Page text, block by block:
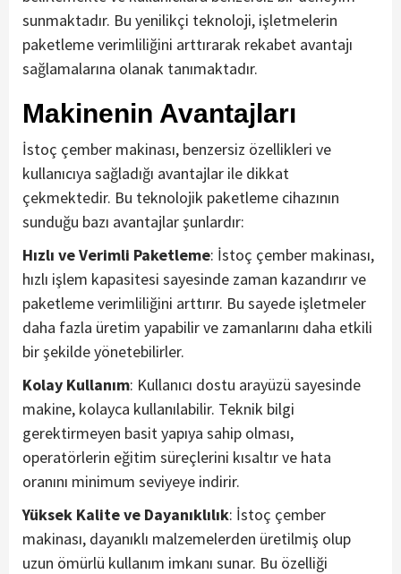
sunmaktadır. Bu yenilikçi teknoloji, işletmelerin
paketleme verimliliğini arttırarak rekabet avantajı
sağlamalarına olanak tanımaktadır.
Makinenin Avantajları
İstoç çember makinası, benzersiz özellikleri ve
kullanıcıya sağladığı avantajlar ile dikkat
çekmektedir. Bu teknolojik paketleme cihazının
sunduğu bazı avantajlar şunlardır:
Hızlı ve Verimli Paketleme: İstoç çember makinası,
hızlı işlem kapasitesi sayesinde zaman kazandırır ve
paketleme verimliliğini arttırır. Bu sayede işletmeler
daha fazla üretim yapabilir ve zamanlarını daha etkili
bir şekilde yönetebilirler.
Kolay Kullanım: Kullanıcı dostu arayüzü sayesinde
makine, kolayca kullanılabilir. Teknik bilgi
gerektirmeyen basit yapıya sahip olması,
operatörlerin eğitim süreçlerini kısaltır ve hata
oranını minimum seviyeye indirir.
Yüksek Kalite ve Dayanıklılık: İstoç çember
makinası, dayanıklı malzemelerden üretilmiş olup
uzun ömürlü kullanım imkanı sunar. Bu özelliği